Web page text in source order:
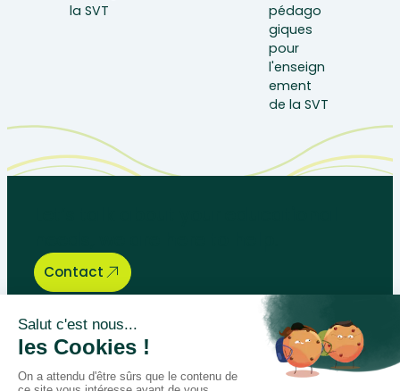
Contact
Bégénat
Level of education
News